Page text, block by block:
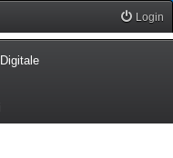
Login
tab) (Opens a new tab)